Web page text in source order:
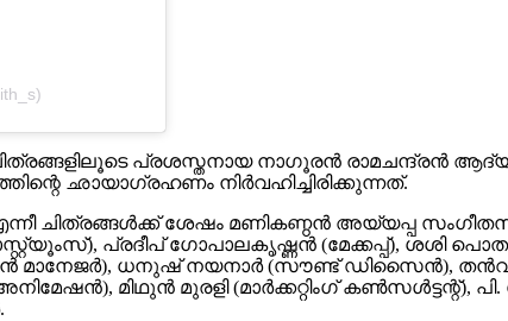
പ്രശസ്തനായ നാഗൂരൻ രാമചന്ദ്രൻ
ഛായാഗ്രഹണം നിർവഹിച്ചിരിക്കുന്നത്.
ചിത്രങ്ങൾക്ക് ശേഷം മണികണ്ഠൻ അയ്യപ്പ
പ്രദീപ് ഗോപാലകൃഷ്ണൻ (മേക്കപ്പ്),
ധനുഷ് നയനാർ (സൗണ്ട് ഡിസൈൻ),
മിഥുൻ മുരളി (മാർക്കറ്റിംഗ് കൺസൾട്ടന്റ്),